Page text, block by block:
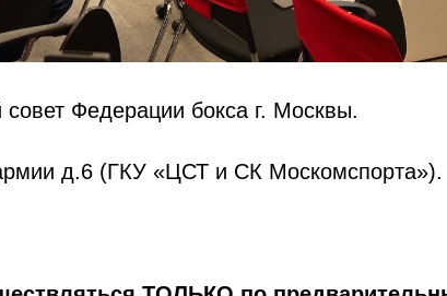
совет Федерации бокса г. Москвы.
д.6 (ГКУ «ЦСТ и СК Москомспорта»).